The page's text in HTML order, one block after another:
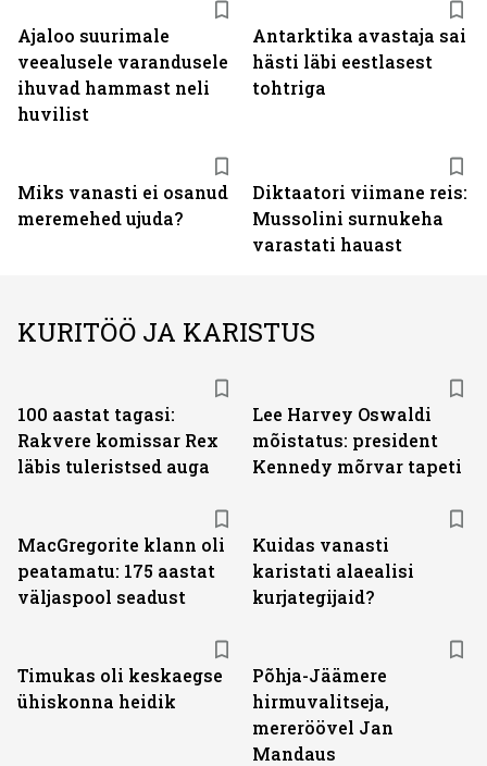
Ajaloo suurimale
veealusele varandusele
ihuvad hammast neli
huvilist
Antarktika avastaja sai
hästi läbi eestlasest
tohtriga
Miks vanasti ei osanud
meremehed ujuda?
Diktaatori viimane reis:
Mussolini surnukeha
varastati hauast
KURITÖÖ JA KARISTUS
100 aastat tagasi:
Rakvere komissar Rex
läbis tuleristsed auga
Lee Harvey Oswaldi
mõistatus: president
Kennedy mõrvar tapeti
MacGregorite klann oli
peatamatu: 175 aastat
väljas­pool seadust
Kuidas vanasti
karistati alaealisi
kurjategijaid?
Timukas oli keskaegse
ühiskonna heidik
Põhja-Jäämere
hirmuvalitseja,
mereröövel Jan
Mandaus